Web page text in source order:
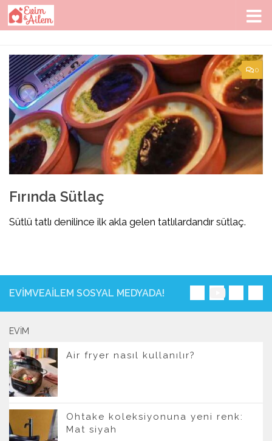
Skip to content
0
Fırında Sütlaç
Sütlü tatlı denilince ilk akla gelen tatlılardandır sütlaç.
EVIMVEAILEM SOSYAL MEDYADA!
EVIM
Air fryer nasıl kullanılır?
Ohtake koleksiyonuna yeni renk:
Mat siyah